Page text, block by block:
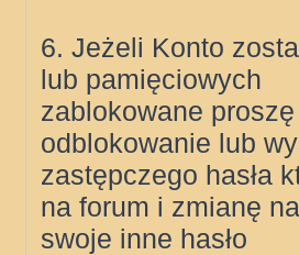
6. Jeżeli Konto
lub pamięciowych
zablokowane
odblokowanie lub
zastępczego hasła
na forum i zmianę na
swoje inne hasło